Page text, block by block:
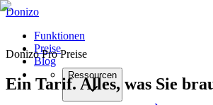
Donizo
Funktionen
Preise
Blog
Ressourcen
Donizo Pro Preise
Ein Tarif. Alles, was Sie